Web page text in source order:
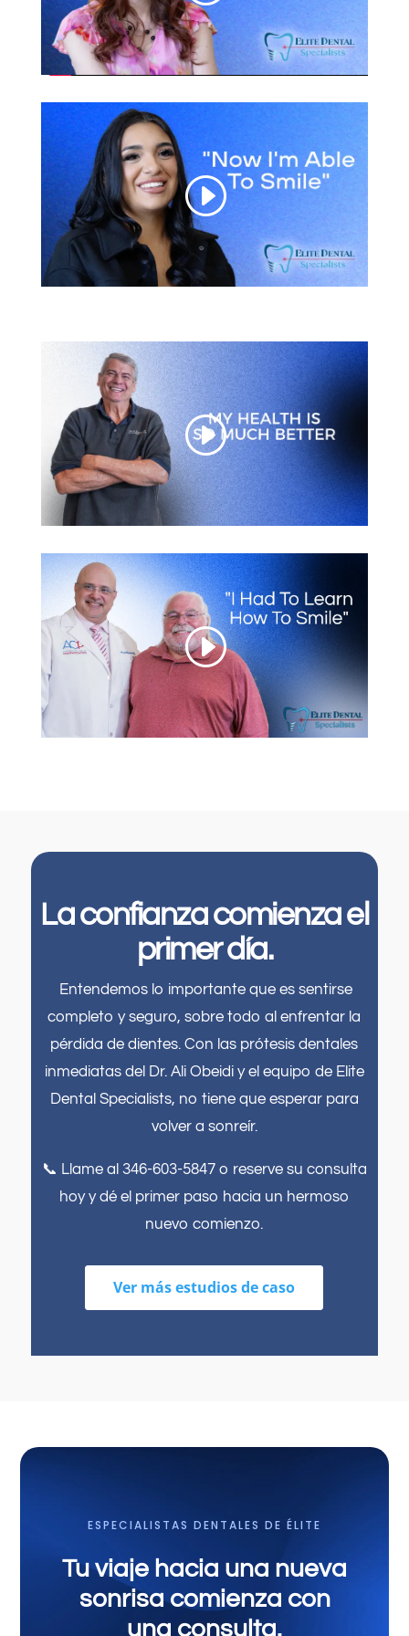
La confianza comienza el
primer día.
Entendemos lo importante que es sentirse
completo y seguro, sobre todo al enfrentar la
pérdida de dientes. Con las prótesis dentales
inmediatas del Dr. Ali Obeidi y el equipo de Elite
Dental Specialists, no tiene que esperar para
volver a sonreír.
📞 Llame al 346-603-5847 o reserve su consulta
hoy y dé el primer paso hacia un hermoso
nuevo comienzo.
Ver más estudios de caso
ESPECIALISTAS DENTALES DE ÉLITE
Tu viaje hacia una nueva
sonrisa comienza con
una consulta.
Otra cosa
(Seleccione todas las opciones que
correspondan)